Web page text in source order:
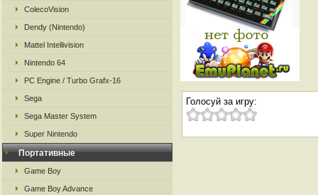
ColecoVision
Dendy (Nintendo)
Mattel Intellivision
Nintendo 64
PC Engine / Turbo Grafx-16
Sega
Sega Master System
Super Nintendo
Портативные
Game Boy
Game Boy Advance
Голосуй за игру: